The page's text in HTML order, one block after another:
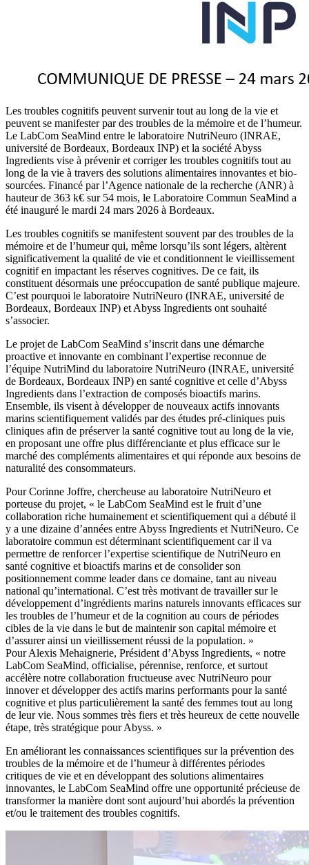
Les troubles cognitifs peuvent survenir tout au long de la vie et
peuvent se manifester par des troubles de la mémoire et de l’humeur.
Le LabCom SeaMind entre le laboratoire NutriNeuro (INRAE,
université de Bordeaux, Bordeaux INP) et la société Abyss
Ingredients vise à prévenir et corriger les troubles cognitifs tout au
long de la vie à travers des solutions alimentaires innovantes et bio-
sourcées. Financé par l’Agence nationale de la recherche (ANR) à
hauteur de 363 k€ sur 54 mois, le Laboratoire Commun SeaMind a
été inauguré le mardi 24 mars 2026 à Bordeaux.
Les troubles cognitifs se manifestent souvent par des troubles de la
mémoire et de l’humeur qui, même lorsqu’ils sont légers, altèrent
significativement la qualité de vie et conditionnent le vieillissement
cognitif en impactant les réserves cognitives. De ce fait, ils
constituent désormais une préoccupation de santé publique majeure.
C’est pourquoi le laboratoire NutriNeuro (INRAE, université de
Bordeaux, Bordeaux INP) et Abyss Ingredients ont souhaité
s’associer.
Le projet de LabCom SeaMind s’inscrit dans une démarche
proactive et innovante en combinant l’expertise reconnue de
l’équipe NutriMind du laboratoire NutriNeuro (INRAE, université
de Bordeaux, Bordeaux INP) en santé cognitive et celle d’Abyss
Ingredients dans l’extraction de composés bioactifs marins.
Ensemble, ils visent à développer de nouveaux actifs innovants
marins scientifiquement validés par des études pré-cliniques puis
cliniques afin de préserver la santé cognitive tout au long de la vie,
en proposant une offre plus différenciante et plus efficace sur le
marché des compléments alimentaires et qui réponde aux besoins de
naturalité des consommateurs.
Pour Corinne Joffre, chercheuse au laboratoire NutriNeuro et
porteuse du projet, « le LabCom SeaMind est le fruit d’une
collaboration riche humainement et scientifiquement qui a débuté il
y a une dizaine d’années entre Abyss Ingredients et NutriNeuro. Ce
laboratoire commun est déterminant scientifiquement car il va
permettre de renforcer l’expertise scientifique de NutriNeuro en
santé cognitive et bioactifs marins et de consolider son
positionnement comme leader dans ce domaine, tant au niveau
national qu’international. C’est très motivant de travailler sur le
développement d’ingrédients marins naturels innovants efficaces sur
les troubles de l’humeur et de la cognition au cours de périodes
cibles de la vie dans le but de maintenir son capital mémoire et
d’assurer ainsi un vieillissement réussi de la population. »
Pour Alexis Mehaignerie, Président d’Abyss Ingredients, « notre
LabCom SeaMind, officialise, pérennise, renforce, et surtout
accélère notre collaboration fructueuse avec NutriNeuro pour
innover et développer des actifs marins performants pour la santé
cognitive et plus particulièrement la santé des femmes tout au long
de leur vie. Nous sommes très fiers et très heureux de cette nouvelle
étape, très stratégique pour Abyss. »
En améliorant les connaissances scientifiques sur la prévention des
troubles de la mémoire et de l’humeur à différentes périodes
critiques de vie et en développant des solutions alimentaires
innovantes, le LabCom SeaMind offre une opportunité précieuse de
transformer la manière dont sont aujourd’hui abordés la prévention
et/ou le traitement des troubles cognitifs.